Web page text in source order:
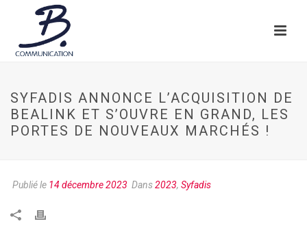
SYFADIS ANNONCE L’ACQUISITION DE
BEALINK ET S’OUVRE EN GRAND, LES
PORTES DE NOUVEAUX MARCHÉS !
Publié le 14 décembre 2023 Dans2023, Syfadis